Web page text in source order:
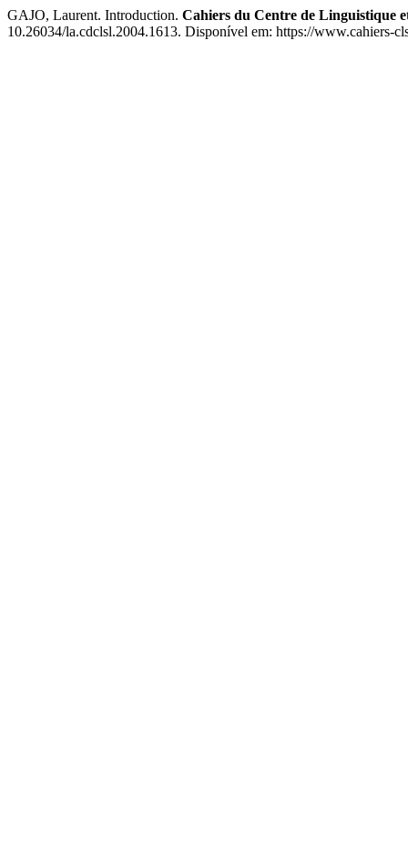
GAJO, Laurent. Introduction. Cahiers du Centre de Linguistique
10.26034/la.cdclsl.2004.1613. Disponível em: https://www.cahiers-